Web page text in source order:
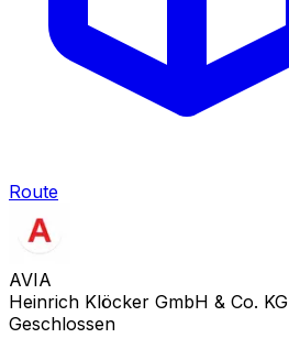
Route
AVIA
Heinrich Klöcker GmbH & Co. KG
Geschlossen